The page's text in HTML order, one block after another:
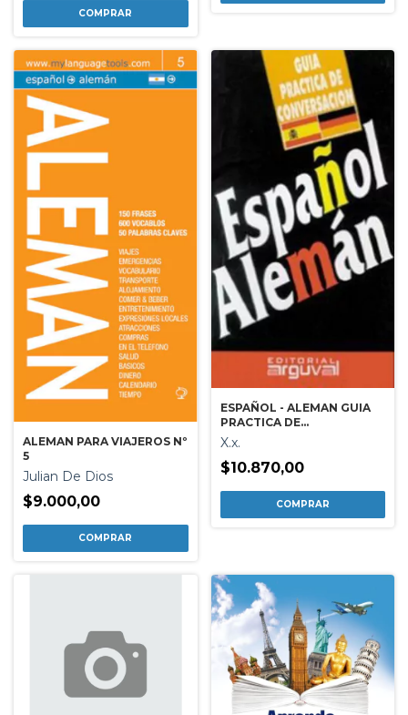
ALEMAN PARA VIAJEROS Nº
5
Julian De Dios
$9.000,00
ESPAÑOL - ALEMAN GUIA
PRACTICA DE
CONVERSACION
X.x.
$10.870,00